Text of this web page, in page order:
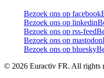
Bezoek ons op facebook
Bezoek ons op linkedin
Bezoek ons op rss-feed
Bezoek ons op mastodon
Bezoek ons op bluesky
© 2026 Euractiv FR. All rights